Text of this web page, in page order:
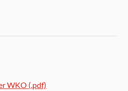
WKO (.pdf)